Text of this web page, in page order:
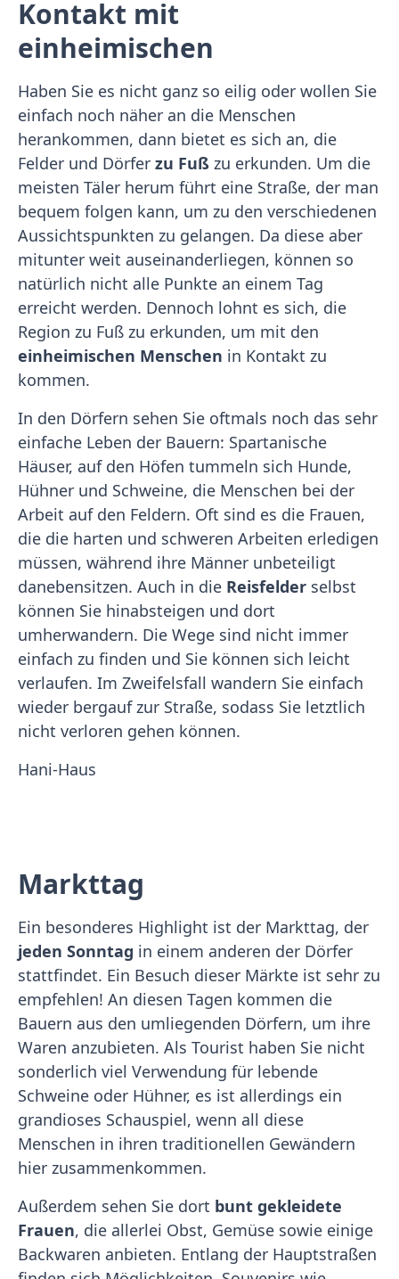
Kontakt mit
einheimischen
Haben Sie es nicht ganz so eilig oder wollen Sie
einfach noch näher an die Menschen
herankommen, dann bietet es sich an, die
Felder und Dörfer zu Fuß zu erkunden. Um die
meisten Täler herum führt eine Straße, der man
bequem folgen kann, um zu den verschiedenen
Aussichtspunkten zu gelangen. Da diese aber
mitunter weit auseinanderliegen, können so
natürlich nicht alle Punkte an einem Tag
erreicht werden. Dennoch lohnt es sich, die
Region zu Fuß zu erkunden, um mit den
einheimischen Menschen in Kontakt zu
kommen.
In den Dörfern sehen Sie oftmals noch das sehr
einfache Leben der Bauern: Spartanische
Häuser, auf den Höfen tummeln sich Hunde,
Hühner und Schweine, die Menschen bei der
Arbeit auf den Feldern. Oft sind es die Frauen,
die die harten und schweren Arbeiten erledigen
müssen, während ihre Männer unbeteiligt
danebensitzen. Auch in die Reisfelder selbst
können Sie hinabsteigen und dort
umherwandern. Die Wege sind nicht immer
einfach zu finden und Sie können sich leicht
verlaufen. Im Zweifelsfall wandern Sie einfach
wieder bergauf zur Straße, sodass Sie letztlich
nicht verloren gehen können.
Hani-Haus
Markttag
Ein besonderes Highlight ist der Markttag, der
jeden Sonntag in einem anderen der Dörfer
stattfindet. Ein Besuch dieser Märkte ist sehr zu
empfehlen! An diesen Tagen kommen die
Bauern aus den umliegenden Dörfern, um ihre
Waren anzubieten. Als Tourist haben Sie nicht
sonderlich viel Verwendung für lebende
Schweine oder Hühner, es ist allerdings ein
grandioses Schauspiel, wenn all diese
Menschen in ihren traditionellen Gewändern
hier zusammenkommen.
Außerdem sehen Sie dort bunt gekleidete
Frauen, die allerlei Obst, Gemüse sowie einige
Backwaren anbieten. Entlang der Hauptstraßen